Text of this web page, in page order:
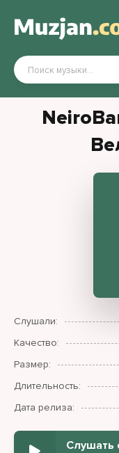
Слушали:
Качество:
Размер:
Длительность:
Дата релиза:
Слушать